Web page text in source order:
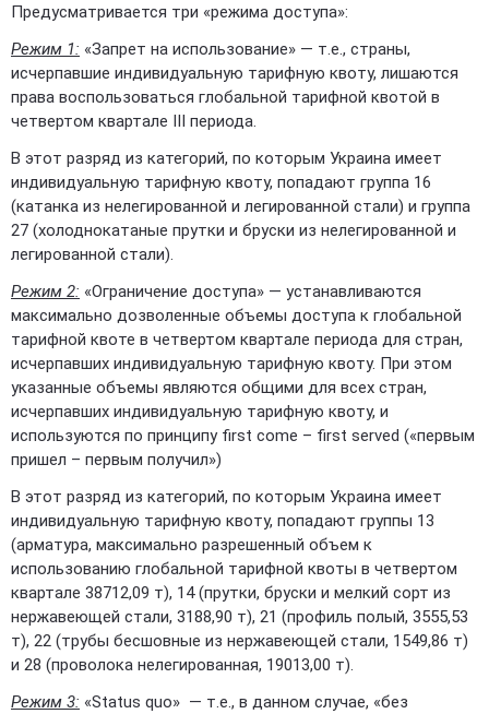
Предусматривается три «режима доступа»:
Режим 1: «Запрет на использование» — т.е., страны,
исчерпавшие индивидуальную тарифную квоту, лишаются
права воспользоваться глобальной тарифной квотой в
четвертом квартале III периода.
В этот разряд из категорий, по которым Украина имеет
индивидуальную тарифную квоту, попадают группа 16
(катанка из нелегированной и легированной стали) и группа
27 (холоднокатаные прутки и бруски из нелегированной и
легированной стали).
Режим 2: «Ограничение доступа» — устанавливаются
максимально дозволенные объемы доступа к глобальной
тарифной квоте в четвертом квартале периода для стран,
исчерпавших индивидуальную тарифную квоту. При этом
указанные объемы являются общими для всех стран,
исчерпавших индивидуальную тарифную квоту, и
используются по принципу first come – first served («первым
пришел – первым получил»)
В этот разряд из категорий, по которым Украина имеет
индивидуальную тарифную квоту, попадают группы 13
(арматура, максимально разрешенный объем к
использованию глобальной тарифной квоты в четвертом
квартале 38712,09 т), 14 (прутки, бруски и мелкий сорт из
нержавеющей стали, 3188,90 т), 21 (профиль полый, 3555,53
т), 22 (трубы бесшовные из нержавеющей стали, 1549,86 т)
и 28 (проволока нелегированная, 19013,00 т).
Режим 3: «Status quo» — т.е., в данном случае, «без